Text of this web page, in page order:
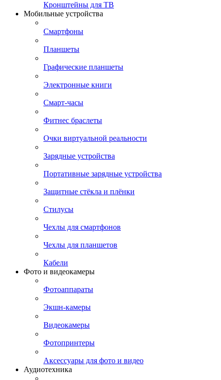
Кронштейны для ТВ
Мобильные устройства
Смартфоны
Планшеты
Графические планшеты
Электронные книги
Смарт-часы
Фитнес браслеты
Очки виртуальной реальности
Зарядные устройства
Портативные зарядные устройства
Защитные стёкла и плёнки
Стилусы
Чехлы для смартфонов
Чехлы для планшетов
Кабели
Фото и видеокамеры
Фотоаппараты
Экшн-камеры
Видеокамеры
Фотопринтеры
Аксессуары для фото и видео
Аудиотехника